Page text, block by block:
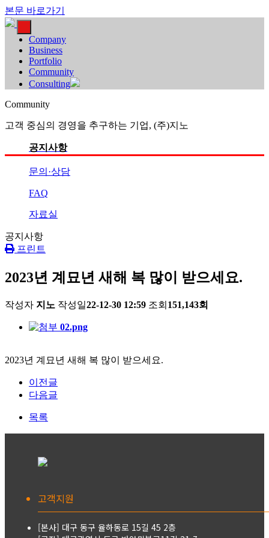
본문 바로가기
Company
Business
Portfolio
Community
Consulting
Community
고객 중심의 경영을 추구하는 기업, (주)지노
공지사항
문의·상담
FAQ
자료실
공지사항
프린트
2023년 계묘년 새해 복 많이 받으세요.
작성자 지노 작성일22-12-30 12:59 조회 151,143회
02.png
2023년 계묘년 새해 복 많이 받으세요.
이전글
다음글
목록
고객지원
[본사] 대구 동구 율하동로 15길 45 2층